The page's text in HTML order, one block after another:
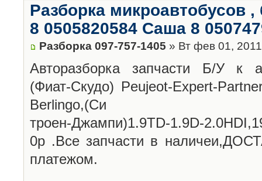
Разборка микроавтобусов
8 0505820584 Саша 8
Разборка 097-757-1405 » Вт фев 01,
Авторазборка запчасти Б/У к
(Фиат-Скудо) Peujeot-Expert-
Berlingo,(Си
троен-Джампи)1.9TD-1.9D-
0р .Все запчасти в
платежом.